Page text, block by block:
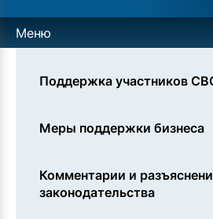
Меню
Поддержка участников
Меры поддержки бизнеса
Комментарии и
законодательства